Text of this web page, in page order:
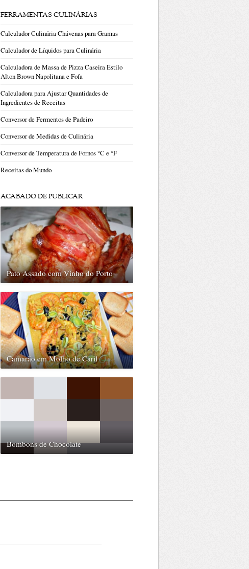
FERRAMENTAS CULINÁRIAS
Calculador Culinária Chávenas para Gramas
Calculador de Líquidos para Culinária
Calculadora de Massa de Pizza Caseira Estilo
Alton Brown Napolitana e Fofa
Calculadora para Ajustar Quantidades de
Ingredientes de Receitas
Conversor de Fermentos de Padeiro
Conversor de Medidas de Culinária
Conversor de Temperatura de Fornos °C e °F
Receitas do Mundo
ACABADO DE PUBLICAR
Pato Assado com Vinho do Porto
Camarão em Molho de Caril
Bombons de Chocolate